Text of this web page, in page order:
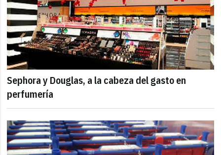
Sephora y Douglas, a la cabeza del gasto en
perfumería